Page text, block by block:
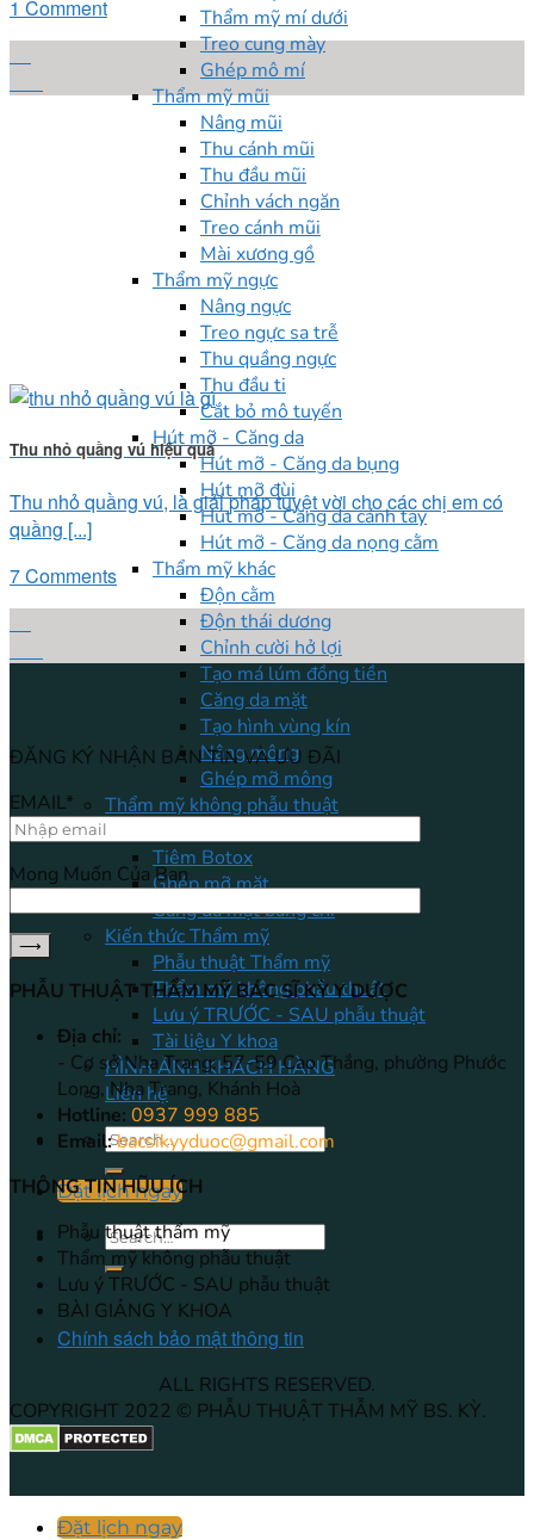
Thẩm mỹ mí dưới
Treo cung mày
Ghép mô mí
Thẩm mỹ mũi
Nâng mũi
Thu cánh mũi
Thu đầu mũi
Chỉnh vách ngăn
Treo cánh mũi
Mài xương gồ
Thẩm mỹ ngực
Nâng ngực
Treo ngực sa trễ
Thu quầng ngực
Thu đầu ti
Cắt bỏ mô tuyến
Hút mỡ - Căng da
Hút mỡ - Căng da bụng
Hút mỡ đùi
Hút mỡ - Căng da cánh tay
Hút mỡ - Căng da nọng cằm
Thẩm mỹ khác
Độn cằm
Độn thái dương
Chỉnh cười hở lợi
Tạo má lúm đồng tiền
Căng da mặt
Tạo hình vùng kín
Nâng mông
Ghép mỡ mông
Thẩm mỹ không phẫu thuật
Tiêm Botox
Ghép mỡ mặt
Căng da mặt bằng chỉ
Kiến thức Thẩm mỹ
Phẫu thuật Thẩm mỹ
Thẩm mỹ không phẫu thuật
Lưu ý TRƯỚC - SAU phẫu thuật
Tài liệu Y khoa
HÌNH ẢNH KHÁCH HÀNG
Liên hệ
Đặt lịch ngay
1 Comment
Thu nhỏ quầng vú hiệu quả
Thu nhỏ quầng vú, là giải pháp tuyệt vời cho các chị em có
quầng [...]
7 Comments
ĐĂNG KÝ NHẬN BẢN TIN VÀ ƯU ĐÃI
EMAIL*
Mong Muốn Của Bạn
PHẪU THUẬT THẨM MỸ BÁC SĨ KỲ Y DƯỢC
Địa chỉ:
- Cơ sở Nha Trang: 57-59 Cao Thắng, phường Phước
Long, Nha Trang, Khánh Hoà
Hotline: 0937 999 885
Email:bacsikyyduoc@gmail.com
THÔNG TIN HŨU ÍCH
Phẫu thuật thẩm mỹ
Thẩm mỹ không phẫu thuật
Lưu ý TRƯỚC - SAU phẫu thuật
BÀI GIẢNG Y KHOA
Chính sách bảo mật thông tin
ALL RIGHTS RESERVED.
COPYRIGHT 2022 © PHẪU THUẬT THẪM MỸ BS. KỲ.
Đặt lịch ngay